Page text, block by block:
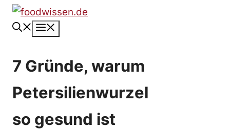
Zum
Inhalt
7 Gründe, warum
Petersilienwurzel
so gesund ist